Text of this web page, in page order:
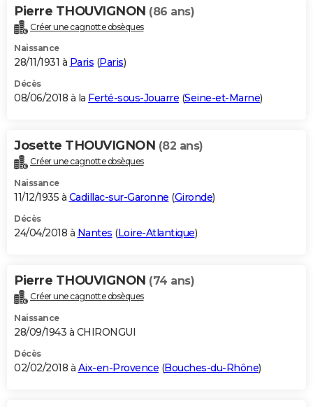
Pierre THOUVIGNON (86 ans)
Créer une cagnotte obsèques
Naissance
28/11/1931 à Paris (Paris)
Décès
08/06/2018 à la Ferté-sous-Jouarre (Seine-et-Marne)
Josette THOUVIGNON (82 ans)
Créer une cagnotte obsèques
Naissance
11/12/1935 à Cadillac-sur-Garonne (Gironde)
Décès
24/04/2018 à Nantes (Loire-Atlantique)
Pierre THOUVIGNON (74 ans)
Créer une cagnotte obsèques
Naissance
28/09/1943 à CHIRONGUI
Décès
02/02/2018 à Aix-en-Provence (Bouches-du-Rhône)